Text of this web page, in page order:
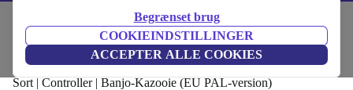
Begrænset brug
COOKIEINDSTILLINGER
ACCEPTER ALLE COOKIES
Konsoller Nintendo
Nintendo 64 | inkl. spil
Sort | Controller | Banjo-Kazooie (EU PAL-version)